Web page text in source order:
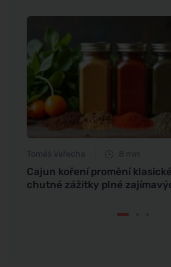
Tomáš Vařecha 8 min
Cajun koření promění
chutné zážitky plné